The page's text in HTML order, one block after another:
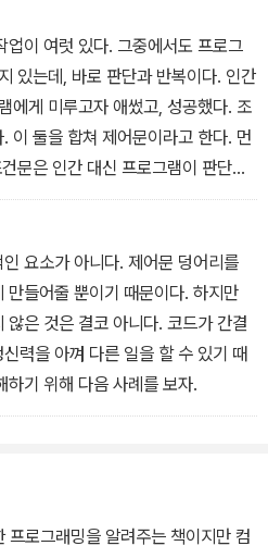
다. 이처럼 인간은 스스로를 대신해
수가 이 욕구를 해소해줄 수 있다.
업이 여럿 있다. 그중에서도 프로그
있는데, 바로 판단과 반복이다. 인간
에게 미루고자 애썼고, 성공했다. 조
이 둘을 합쳐 제어문이라고 한다. 먼
문은 인간 대신 프로그램이 판단을
에 따라 조건문을 활용하면 판단 결
인 경우로 나누어 다른 작동하
점인 셈이다.
요소가 아니다. 제어문 덩어리를
만들어줄 뿐이기 때문이다. 하지만
않은 것은 결코 아니다. 코드가 간결
력을 아껴 다른 일을 할 수 있기 때
하기 위해 다음 사례를 보자.
프로그래밍을 알려주는 책이지만 컴